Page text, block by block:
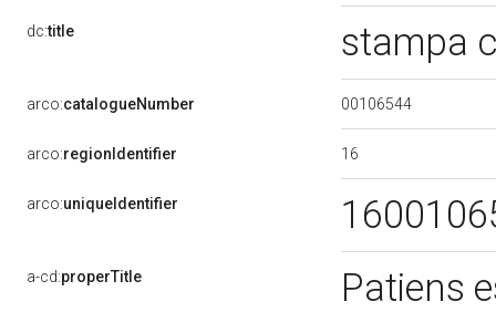
dc:title stampa
arco:catalogueNumber 00106544
arco:regionIdentifier 16
arco:uniqueIdentifier
a-cd:properTitle Patiens